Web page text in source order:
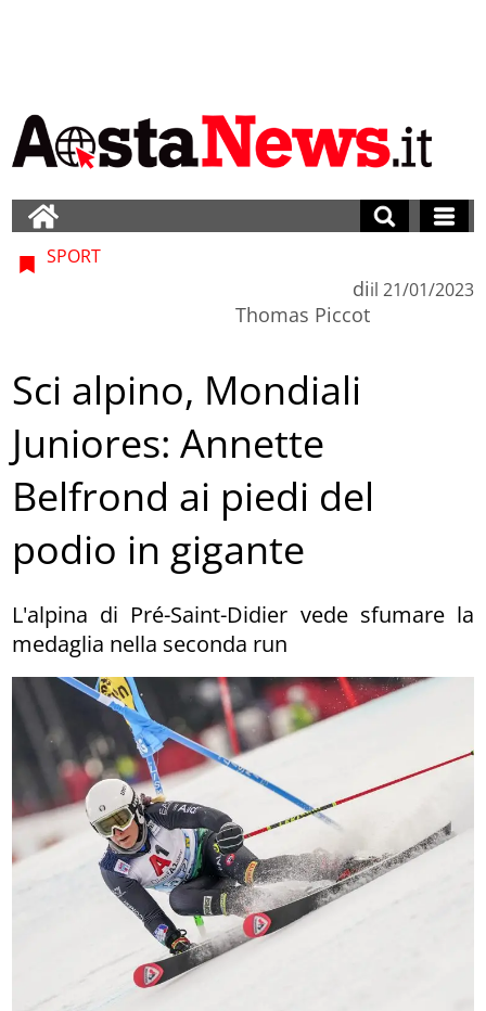
SPORT
di
Thomas Piccot
il 21/01/2023
Sci alpino, Mondiali
Juniores: Annette
Belfrond ai piedi del
podio in gigante
L'alpina di Pré-Saint-Didier vede sfumare la
medaglia nella seconda run